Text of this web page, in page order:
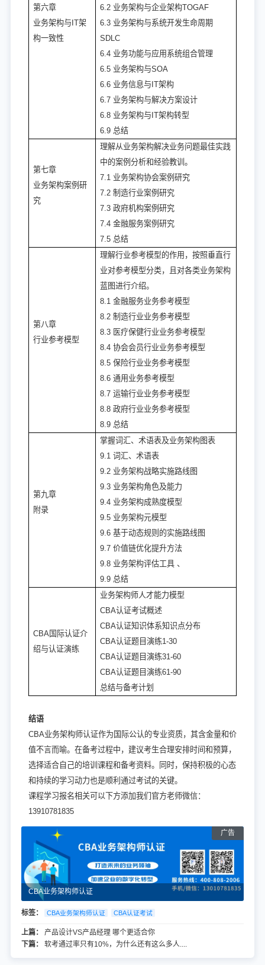
第六章
业务架构与IT架
构一致性
6.2 业务架构与企业架构TOGAF
6.3 业务架构与系统开发生命周期
SDLC
6.4 业务功能与应用系统组合管理
6.5 业务架构与SOA
6.6 业务信息与IT架构
6.7 业务架构与解决方案设计
6.8 业务架构与IT架构转型
6.9 总结
第七章
业务架构案例研
究
理解从业务架构解决业务问题最佳实践
中的案例分析和经验教训。
7.1 业务架构协会案例研究
7.2 制造行业案例研究
7.3 政府机构案例研究
7.4 金融服务案例研究
7.5 总结
第八章
行业参考模型
理解行业参考模型的作用，按照垂直行
业对参考模型分类，且对各类业务架构
蓝图进行介绍。
8.1 金融服务业务参考模型
8.2 制造行业业务参考模型
8.3 医疗保健行业业务参考模型
8.4 协会会员行业业务参考模型
8.5 保险行业业务参考模型
8.6 通用业务参考模型
8.7 运输行业业务参考模型
8.8 政府行业业务参考模型
8.9 总结
第九章
附录
掌握词汇、术语表及业务架构图表
9.1 词汇、术语表
9.2 业务架构战略实施路线图
9.3 业务架构角色及能力
9.4 业务架构成熟度模型
9.5 业务架构元模型
9.6 基于动态规则的实施路线图
9.7 价值链优化提升方法
9.8 业务架构评估工具 、
9.9 总结
CBA国际认证介
绍与认证演练
业务架构师人才能力模型
CBA认证考试概述
CBA认证知识体系知识点分布
CBA认证题目演练1-30
CBA认证题目演练31-60
CBA认证题目演练61-90
总结与备考计划
结语
CBA业务架构师认证作为国际公认的专业资质，其含金量和价
值不言而喻。在备考过程中，建议考生合理安排时间和预算，
选择适合自己的培训课程和备考资料。同时，保持积极的心态
和持续的学习动力也是顺利通过考试的关键。
课程学习报名相关可以下方添加我们官方老师微信：
13910781835
CBA业务架构师认证
标签： CBA业务架构师认证 CBA认证考试
上篇：
产品设计VS产品经理 哪个更适合你
下篇：
软考通过率只有10%，为什么还有这么多人....